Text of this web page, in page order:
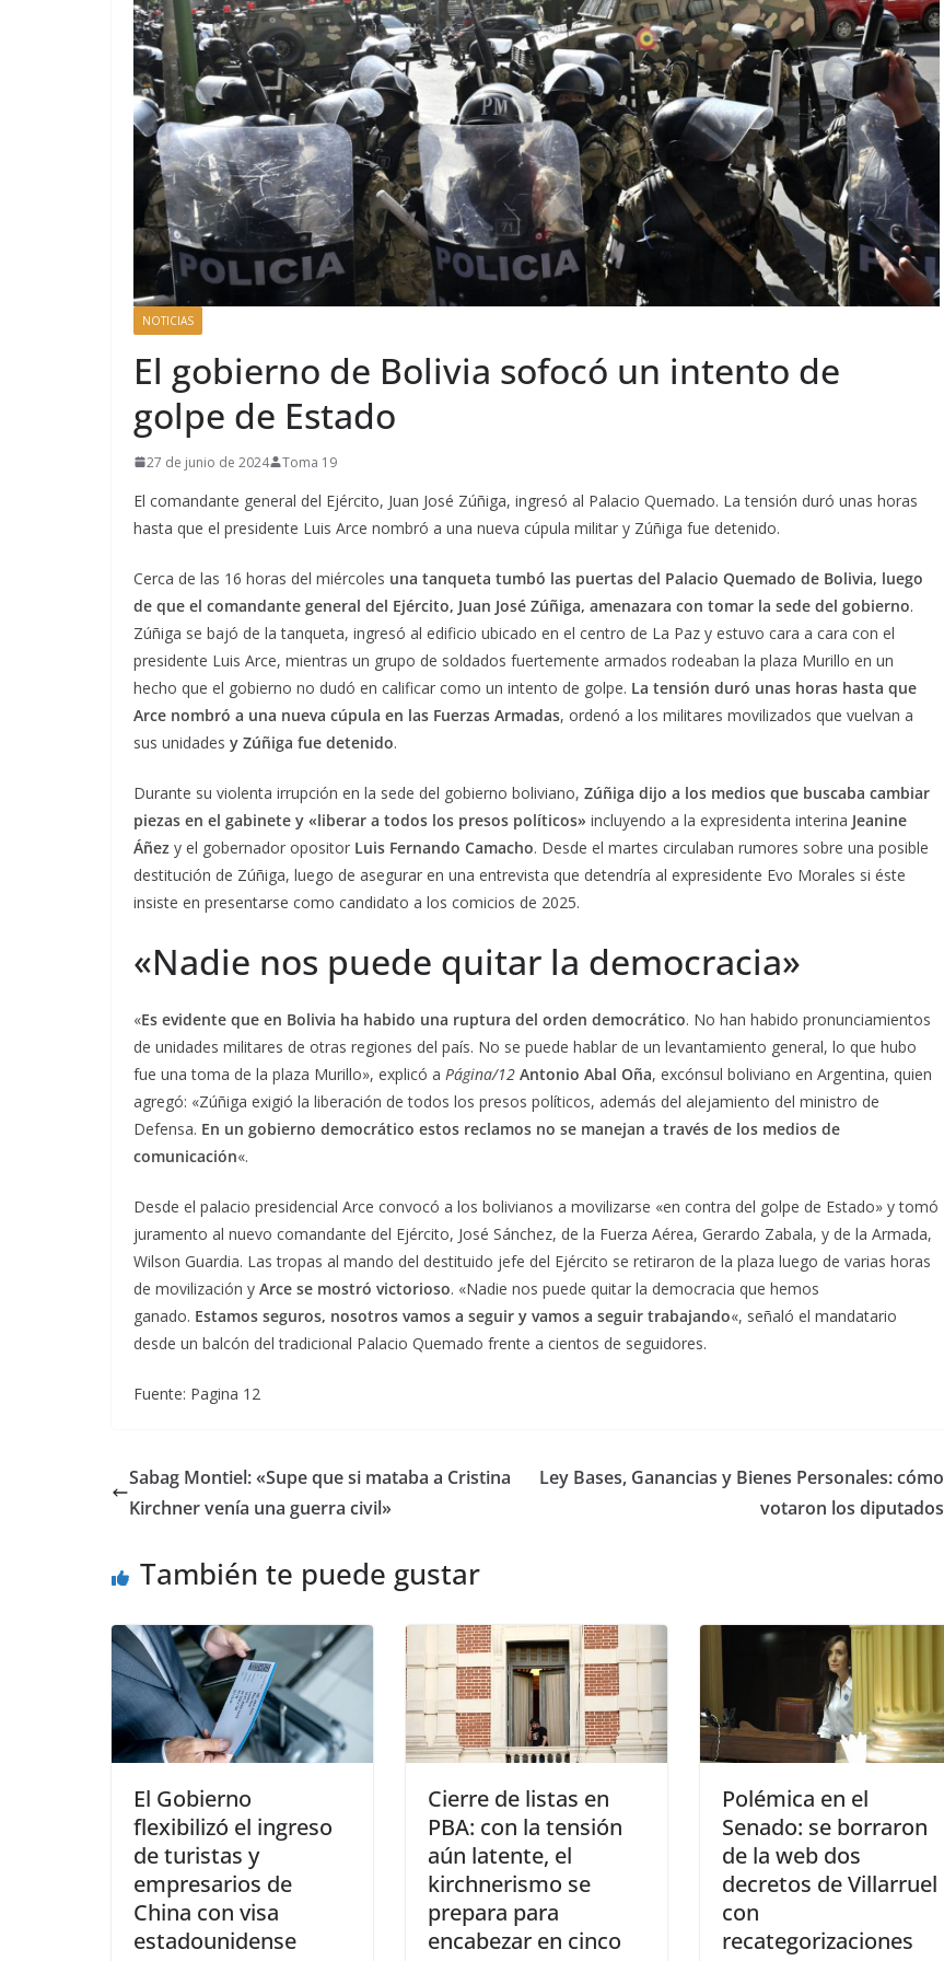
NOTICIAS
El gobierno de Bolivia sofocó un intento de
golpe de Estado
27 de junio de 2024 Toma 19
El comandante general del Ejército, Juan José Zúñiga, ingresó al Palacio Quemado. La tensión duró unas horas
hasta que el presidente Luis Arce nombró a una nueva cúpula militar y Zúñiga fue detenido.
Cerca de las 16 horas del miércoles una tanqueta tumbó las puertas del Palacio Quemado de Bolivia, luego
de que el comandante general del Ejército, Juan José Zúñiga, amenazara con tomar la sede del gobierno.
Zúñiga se bajó de la tanqueta, ingresó al edificio ubicado en el centro de La Paz y estuvo cara a cara con el
presidente Luis Arce, mientras un grupo de soldados fuertemente armados rodeaban la plaza Murillo en un
hecho que el gobierno no dudó en calificar como un intento de golpe. La tensión duró unas horas hasta que
Arce nombró a una nueva cúpula en las Fuerzas Armadas, ordenó a los militares movilizados que vuelvan a
sus unidades y Zúñiga fue detenido.
Durante su violenta irrupción en la sede del gobierno boliviano, Zúñiga dijo a los medios que buscaba cambiar
piezas en el gabinete y «liberar a todos los presos políticos» incluyendo a la expresidenta interina Jeanine
Áñez y el gobernador opositor Luis Fernando Camacho. Desde el martes circulaban rumores sobre una posible
destitución de Zúñiga, luego de asegurar en una entrevista que detendría al expresidente Evo Morales si éste
insiste en presentarse como candidato a los comicios de 2025.
«Nadie nos puede quitar la democracia»
«Es evidente que en Bolivia ha habido una ruptura del orden democrático. No han habido pronunciamientos
de unidades militares de otras regiones del país. No se puede hablar de un levantamiento general, lo que hubo
fue una toma de la plaza Murillo», explicó a Página/12 Antonio Abal Oña, excónsul boliviano en Argentina, quien
agregó: «Zúñiga exigió la liberación de todos los presos políticos, además del alejamiento del ministro de
Defensa. En un gobierno democrático estos reclamos no se manejan a través de los medios de
comunicación«.
Desde el palacio presidencial Arce convocó a los bolivianos a movilizarse «en contra del golpe de Estado» y tomó
juramento al nuevo comandante del Ejército, José Sánchez, de la Fuerza Aérea, Gerardo Zabala, y de la Armada,
Wilson Guardia. Las tropas al mando del destituido jefe del Ejército se retiraron de la plaza luego de varias horas
de movilización y Arce se mostró victorioso. «Nadie nos puede quitar la democracia que hemos
ganado. Estamos seguros, nosotros vamos a seguir y vamos a seguir trabajando«, señaló el mandatario
desde un balcón del tradicional Palacio Quemado frente a cientos de seguidores.
Fuente: Pagina 12
Sabag Montiel: «Supe que si mataba a Cristina
Kirchner venía una guerra civil»
Ley Bases, Ganancias y Bienes Personales: cómo
votaron los diputados
También te puede gustar
El Gobierno
flexibilizó el ingreso
de turistas y
empresarios de
China con visa
estadounidense
Cierre de listas en
PBA: con la tensión
aún latente, el
kirchnerismo se
prepara para
encabezar en cinco
Polémica en el
Senado: se borraron
de la web dos
decretos de Villarruel
con
recategorizaciones